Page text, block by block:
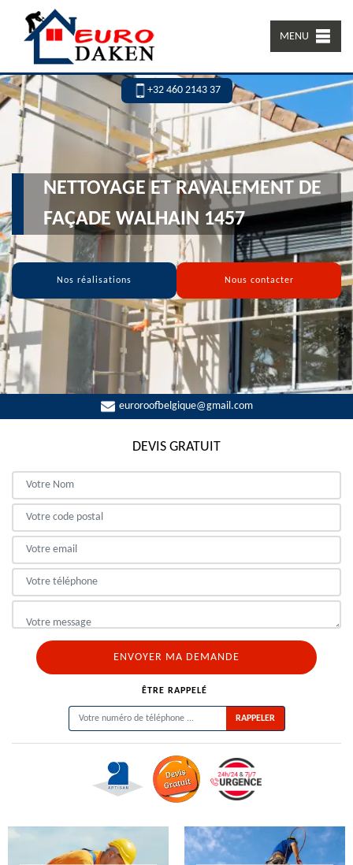
MENU
+32 460 2143 37
NETTOYAGE ET RAVALEMENT DE
FAÇADE WALHAIN 1457
Nos réalisations Nous contacter
euroroofbelgique@gmail.com
DEVIS GRATUIT
ÊTRE RAPPELÉ